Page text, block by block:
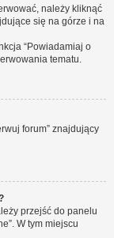
należy kliknąć
się na górze i na
“Powiadamiaj o
tematu.
forum” znajdujący
przejść do panelu
W tym miejscu